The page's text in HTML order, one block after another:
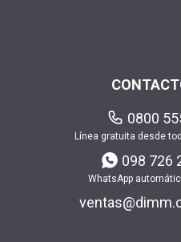
0800
Línea gratuita desde
098 726
WhatsApp